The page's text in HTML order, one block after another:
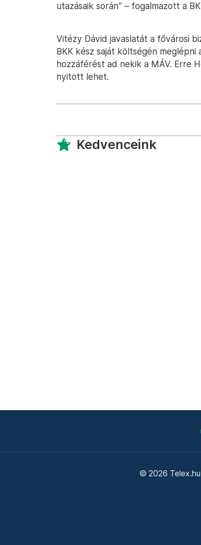
utazásaik során” – fogalmazott a
Vitézy Dávid javaslatát a fővárosi
BKK kész saját költségén
hozzáférést ad nekik a MÁV. Erre
nyitott lehet.
Kedvenceink
© 2026